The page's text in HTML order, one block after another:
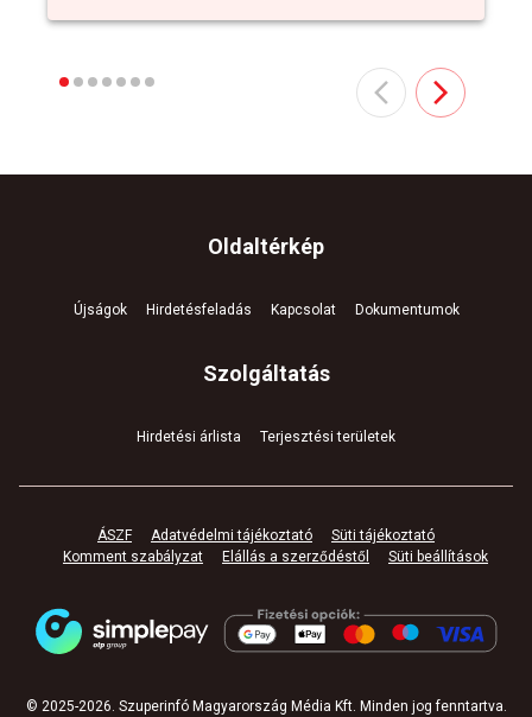
Szolgáltatás
Hirdetési árlista Terjesztési területek
Oldaltérkép
Újságok Hirdetésfeladás Kapcsolat Dokumentumok
ÁSZF Adatvédelmi tájékoztató
Süti tájékoztató
Komment szabályzat
Elállás a szerződéstől Süti beállítások
© 2025-2026. Szuperinfó Magyarország Média Kft. Minden jog fenntartva.